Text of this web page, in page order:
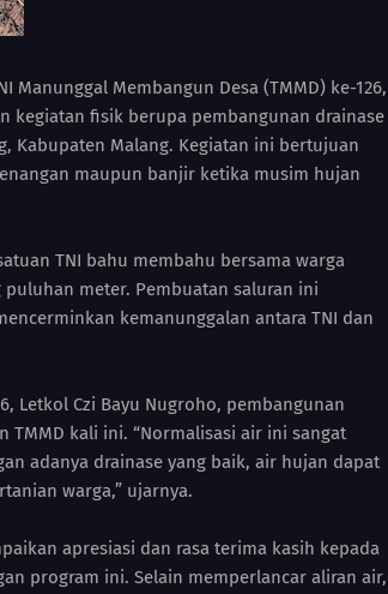
Membangun Desa (TMMD) ke-126,
kegiatan fisik berupa pembangunan drainase
Kabupaten Malang. Kegiatan ini bertujuan
maupun banjir ketika musim hujan
TNI bahu membahu bersama warga
meter. Pembuatan saluran ini
kemanunggalan antara TNI dan
Letkol Czi Bayu Nugroho, pembangunan
kali ini. “Normalisasi air ini sangat
adanya drainase yang baik, air hujan dapat
warga,” ujarnya.
apresiasi dan rasa terima kasih kepada
program ini. Selain memperlancar aliran air,